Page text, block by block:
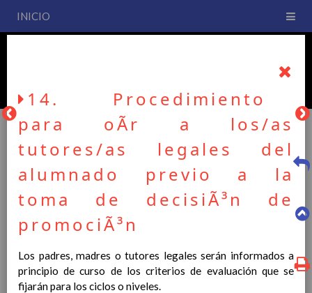
INICIO
PLAN DE CENTRO
La entrada en vigor del Real Decreto 126/2014, de 28 de
febrero, por el que se establece el currículo básico de la
adecuación de nuestro Plan de Centro a esta normativa, el cual
usted podrá consultar desde este sitio web.
14. Procedimiento
para oÃ­r a los/as
tutores/as legales del
alumnado previo a la
toma de decisiÃ³n de
promociÃ³n
Los padres, madres o tutores legales serán informados a
principio de curso de los criterios de evaluación que se
fijarán para los ciclos o niveles.